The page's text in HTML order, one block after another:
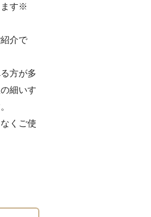
ます※
介で
方が多
細いす
くご使